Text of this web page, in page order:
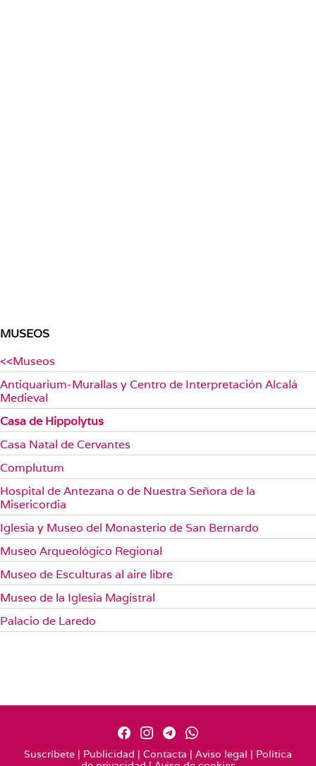
MUSEOS
<<Museos
Antiquarium-Murallas y Centro de Interpretación Alcalá
Medieval
Casa de Hippolytus
Casa Natal de Cervantes
Complutum
Hospital de Antezana o de Nuestra Señora de la
Misericordia
Iglesia y Museo del Monasterio de San Bernardo
Museo Arqueológico Regional
Museo de Esculturas al aire libre
Museo de la Iglesia Magistral
Palacio de Laredo
Suscríbete | Publicidad | Contacta | Aviso legal | Política